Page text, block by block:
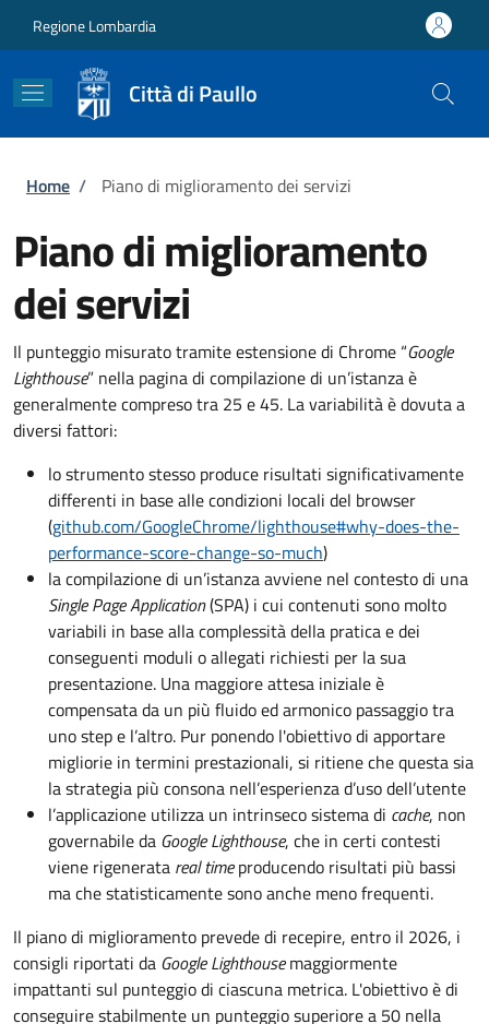
Regione Lombardia
Città di Paullo
Briciole di pane
Home / Piano di miglioramento dei servizi
Piano di miglioramento
dei servizi
Il punteggio misurato tramite estensione di Chrome “Google
Lighthouse” nella pagina di compilazione di un’istanza è
generalmente compreso tra 25 e 45. La variabilità è dovuta a
diversi fattori:
lo strumento stesso produce risultati significativamente
differenti in base alle condizioni locali del browser
(github.com/GoogleChrome/lighthouse#why-does-the-
performance-score-change-so-much)
la compilazione di un’istanza avviene nel contesto di una
Single Page Application(SPA) i cui contenuti sono molto
variabili in base alla complessità della pratica e dei
conseguenti moduli o allegati richiesti per la sua
presentazione. Una maggiore attesa iniziale è
compensata da un più fluido ed armonico passaggio tra
uno step e l’altro. Pur ponendo l'obiettivo di apportare
migliorie in termini prestazionali, si ritiene che questa sia
la strategia più consona nell’esperienza d’uso dell’utente
l’applicazione utilizza un intrinseco sistema di cache, non
governabile da Google Lighthouse, che in certi contesti
viene rigenerata real timeproducendo risultati più bassi
ma che statisticamente sono anche meno frequenti.
Il piano di miglioramento prevede di recepire, entro il 2026, i
consigli riportati da Google Lighthousemaggiormente
impattanti sul punteggio di ciascuna metrica. L'obiettivo è di
conseguire stabilmente un punteggio superiore a 50 nella